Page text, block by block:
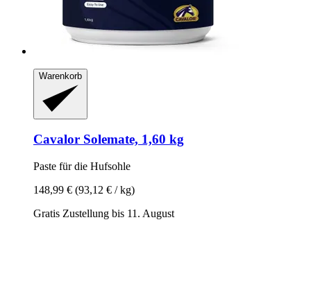
Warenkorb
Cavalor Solemate, 1,60 kg
Paste für die Hufsohle
148,99 € (93,12 € / kg)
Gratis Zustellung bis 11. August